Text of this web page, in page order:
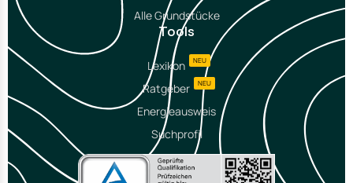
Alle Grundstücke
Tools
Lexikon NEU
Ratgeber NEU
Energieausweis
Suchprofil